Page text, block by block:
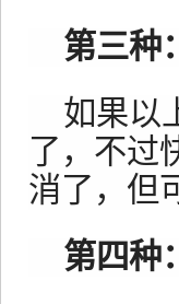
第三种
如果以
了，不过
消了，但
第四种